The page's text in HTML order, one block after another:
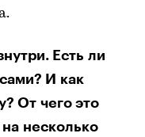
Есть ли
И как
От чего это
на несколько